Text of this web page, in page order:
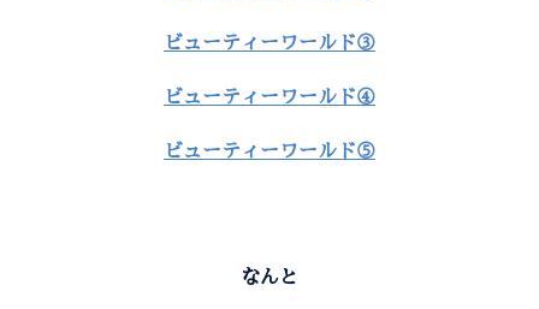
ビューティーワールド③
ビューティーワールド④
ビューティーワールド⑤
なんと